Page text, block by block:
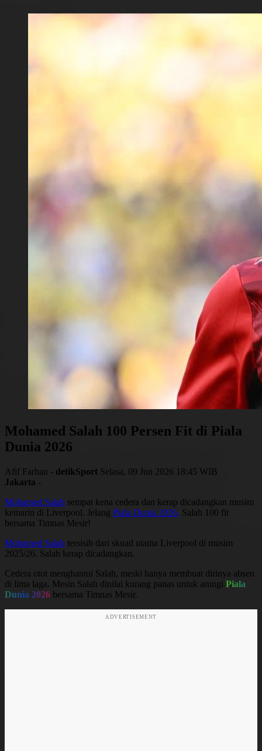
Mohamed Salah 100 Persen Fit di Piala
Dunia 2026
Afif Farhan - detikSport Selasa, 09 Jun 2026 18:45 WIB
Jakarta -
Mohamed Salah sempat kena cedera dan kerap dicadangkan musim
kemarin di Liverpool. Jelang Piala Dunia 2026, Salah 100 fit
bersama Timnas Mesir!
Mohamed Salah tersisih dari skuad utama Liverpool di musim
2025/26. Salah kerap dicadangkan.
Cedera otot menghantui Salah, meski hanya membuat dirinya absen
di lima laga. Mesin Salah dinilai kurang panas untuk arungi Piala
Dunia 2026 bersama Timnas Mesir.
ADVERTISEMENT